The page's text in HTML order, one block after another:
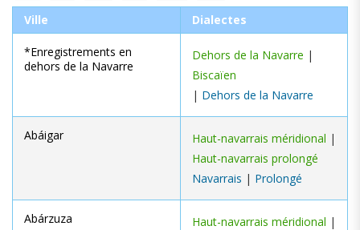
Ville Dialectes
*Enregistrements en
dehors de la Navarre
Dehors de la Navarre |
Biscaïen
| Dehors de la Navarre
Abáigar Haut-navarrais méridional |
Haut-navarrais prolongé
Navarrais | Prolongé
Abárzuza Haut-navarrais méridional |